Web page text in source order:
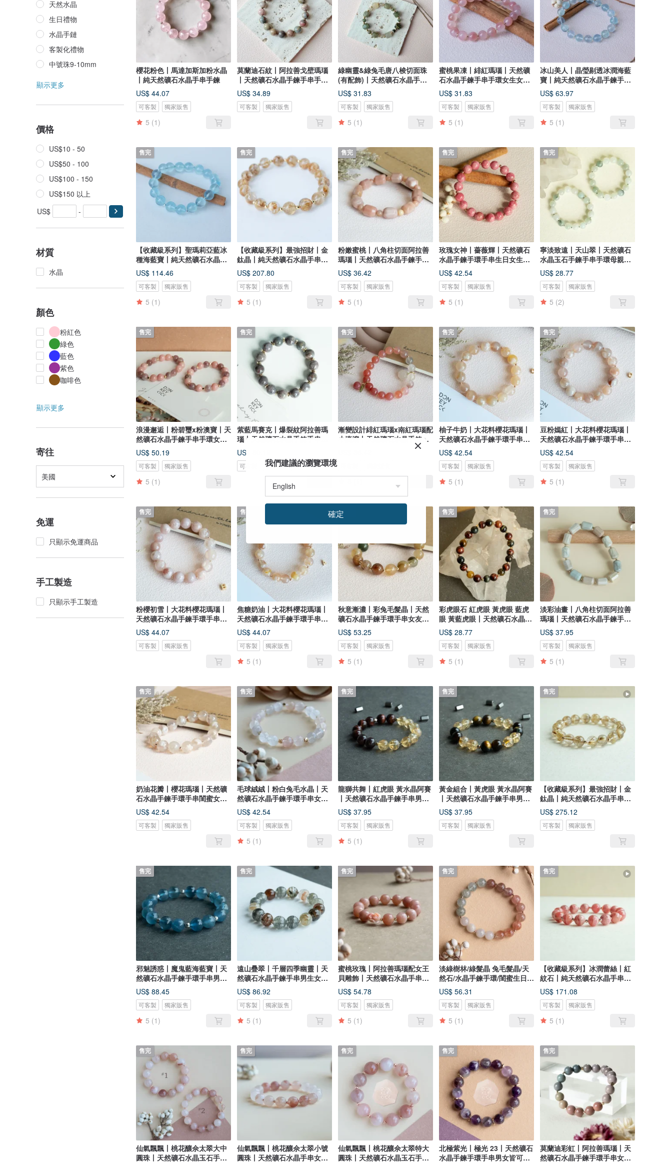
天然水晶
生日禮物
水晶手鏈
客製化禮物
中號珠9-10mm
顯示更多
價格
US$10 - 50
US$50 - 100
US$100 - 150
US$150 以上
US$
-
材質
水晶
顏色
粉紅色
綠色
藍色
紫色
咖啡色
顯示更多
寄往
美國
免運
只顯示免運商品
手工製造
只顯示手工製造
櫻花粉色丨馬達加斯加粉水晶
丨純天然礦石水晶手串手鍊
US$ 44.07
可客製 獨家販售
5 (1)
莫蘭迪石紋丨阿拉善戈壁瑪瑙
丨天然礦石水晶手鍊手串手環
女生禮物
US$ 34.89
可客製 獨家販售
綠幽靈&綠兔毛唐八梭切面珠
(有配飾)丨天然礦石水晶手鍊
手串手環
US$ 31.83
可客製 獨家販售
5 (1)
蜜桃果凍丨緋紅瑪瑙丨天然礦
石水晶手鍊手串手環女生女友
生日禮物
US$ 31.83
可客製 獨家販售
5 (1)
冰山美人丨晶瑩剔透冰潤海藍
寶丨純天然礦石水晶手鍊手串
女生禮物
US$ 63.97
可客製 獨家販售
5 (1)
售完
【收藏級系列】聖瑪莉亞藍冰
種海藍寶丨純天然礦石水晶手
鍊手串
US$ 114.46
可客製 獨家販售
5 (1)
售完
【收藏級系列】最強招財丨金
鈦晶丨純天然礦石水晶手串生
日禮物
US$ 207.80
可客製 獨家販售
5 (1)
售完
粉嫩蜜桃丨八角柱切面阿拉善
瑪瑙丨天然礦石水晶手鍊手串
生日禮物
US$ 36.42
可客製 獨家販售
5 (1)
售完
玫瑰女神丨薔薇輝丨天然礦石
水晶手鍊手環手串生日女生女
友禮物
US$ 42.54
可客製 獨家販售
5 (1)
售完
寧淡致遠丨天山翠丨天然礦石
水晶玉石手鍊手串手環母親生
日禮物
US$ 28.77
可客製 獨家販售
5 (2)
售完
浪漫邂逅丨粉碧璽x粉澳寶丨天
然礦石水晶手鍊手串手環女生
禮物
US$ 50.19
可客製 獨家販售
5 (1)
售完
紫藍馬賽克丨爆裂紋阿拉善瑪
瑙丨天然礦石水晶手鍊手串生
日禮物
US$ 50.19
可客製 獨家販售
售完
漸變設計緋紅瑪瑙x南紅瑪瑙配
小滴溜丨天然礦石水晶手鍊手
售完
柚子牛奶丨大花料櫻花瑪瑙丨
天然礦石水晶手鍊手環手串女
生禮物
US$ 42.54
可客製 獨家販售
5 (1)
售完
豆粉嫣紅丨大花料櫻花瑪瑙丨
天然礦石水晶手鍊手環手串女
生禮物
US$ 42.54
可客製 獨家販售
5 (1)
售完
粉櫻初雪丨大花料櫻花瑪瑙丨
天然礦石水晶手鍊手環手串女
生禮物
US$ 44.07
可客製 獨家販售
售完
焦糖奶油丨大花料櫻花瑪瑙丨
天然礦石水晶手鍊手環手串女
生禮物
US$ 44.07
可客製 獨家販售
5 (1)
售完
秋意漸濃丨彩兔毛髮晶丨天然
礦石水晶手鍊手環手串女友生
日禮物
US$ 53.25
可客製 獨家販售
5 (1)
售完
彩虎眼石 紅虎眼 黃虎眼 藍虎
眼 黃藍虎眼丨天然礦石水晶手
鍊手串
US$ 28.77
可客製 獨家販售
5 (1)
售完
淡彩油畫丨八角柱切面阿拉善
瑪瑙丨天然礦石水晶手鍊手串
生日禮物
US$ 37.95
可客製 獨家販售
5 (1)
售完
奶油花瓣丨櫻花瑪瑙丨天然礦
石水晶手鍊手環手串閨蜜女友
生日禮物
US$ 42.54
可客製 獨家販售
售完
毛球絨絨丨粉白兔毛水晶丨天
然礦石水晶手鍊手環手串女友
生日禮物
US$ 42.54
可客製 獨家販售
5 (1)
售完
龍獅共舞丨紅虎眼 黃水晶阿賽
丨天然礦石水晶手鍊手串男女
生日禮
US$ 37.95
可客製 獨家販售
5 (1)
售完
黃金組合丨黃虎眼 黃水晶阿賽
丨天然礦石水晶手鍊手串男女
生日禮
US$ 37.95
可客製 獨家販售
售完
【收藏級系列】最強招財丨金
鈦晶丨純天然礦石水晶手串生
日禮物
US$ 275.12
可客製 獨家販售
售完
邪魅誘惑丨魔鬼藍海藍寶丨天
然礦石水晶手鍊手環手串男女
生日禮物
US$ 88.45
可客製 獨家販售
5 (1)
售完
遠山疊翠丨千層四季幽靈丨天
然礦石水晶手鍊手串男生女生
生日禮物
US$ 86.92
可客製 獨家販售
5 (1)
售完
蜜桃玫瑰丨阿拉善瑪瑙配女王
貝雕飾丨天然礦石水晶手串女
生禮物
US$ 54.78
可客製 獨家販售
5 (1)
售完
淡綠樹林/綠髮晶 兔毛髮晶/天
然石/水晶手鍊手環/閨蜜生日女
生禮
US$ 56.31
可客製 獨家販售
5 (1)
售完
【收藏級系列】冰潤蕾絲丨紅
紋石丨純天然礦石水晶手串女
生禮物
US$ 171.08
可客製 獨家販售
5 (1)
售完
仙氣飄飄丨桃花釀佘太翠大中
圓珠丨天然礦石水晶玉石手串
售完
仙氣飄飄丨桃花釀佘太翠小號
圓珠丨天然礦石水晶手串女生
售完
仙氣飄飄丨桃花釀佘太翠特大
圓珠丨天然礦石水晶玉石手鍊
售完
北極紫光丨極光 23丨天然礦石
水晶手鍊手環手串男女皆可生
售完
莫蘭迪彩虹丨阿拉善瑪瑙丨天
然礦石水晶手鍊手環手串女生
我們建議的瀏覽環境
確定